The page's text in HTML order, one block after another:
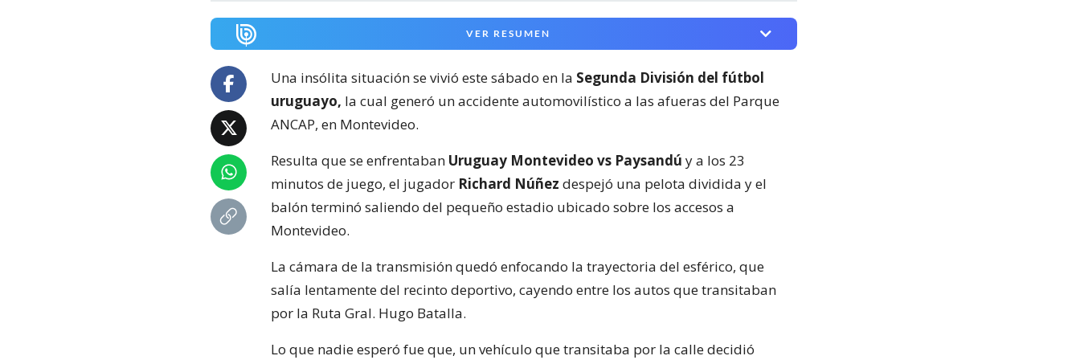
VER RESUMEN
Una insólita situación se vivió este sábado en la Segunda División del fútbol
uruguayo, la cual generó un accidente automovilístico a las afueras del Parque
ANCAP, en Montevideo.
Resulta que se enfrentaban Uruguay Montevideo vs Paysandú y a los 23
minutos de juego, el jugador Richard Núñez despejó una pelota dividida y el
balón terminó saliendo del pequeño estadio ubicado sobre los accesos a
Montevideo.
La cámara de la transmisión quedó enfocando la trayectoria del esférico, que
salía lentamente del recinto deportivo, cayendo entre los autos que transitaban
por la Ruta Gral. Hugo Batalla.
Lo que nadie esperó fue que, un vehículo que transitaba por la calle decidió